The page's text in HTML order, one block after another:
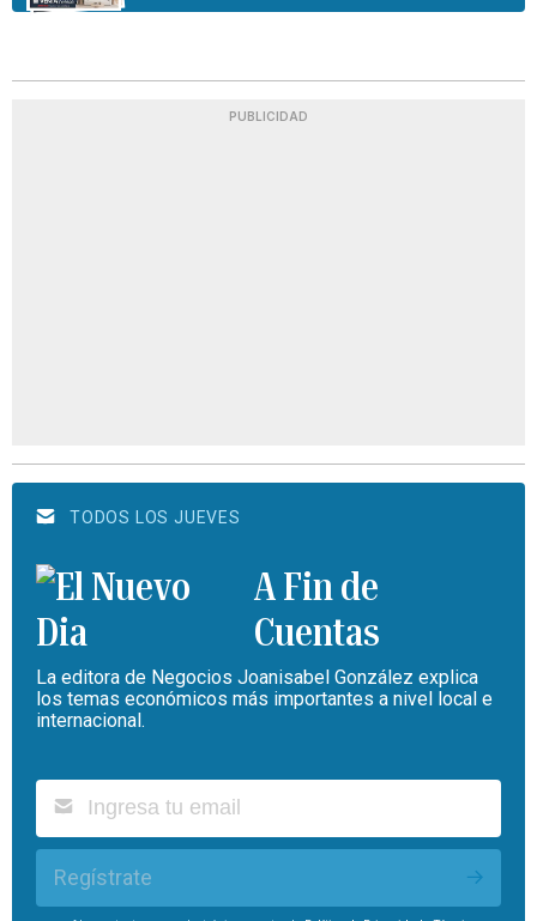
PUBLICIDAD
TODOS LOS JUEVES
A Fin de
Cuentas
La editora de Negocios Joanisabel González explica
los temas económicos más importantes a nivel local e
internacional.
Regístrate